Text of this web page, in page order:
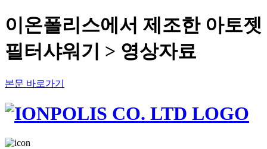
이온폴리스에서 제조한 아토젯
필터샤워기 > 영상자료
본문 바로가기